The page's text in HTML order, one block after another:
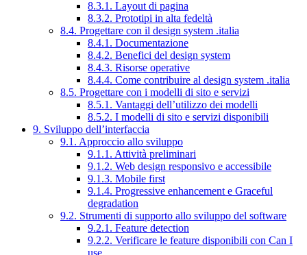
8.3.1. Layout di pagina
8.3.2. Prototipi in alta fedeltà
8.4. Progettare con il design system .italia
8.4.1. Documentazione
8.4.2. Benefici del design system
8.4.3. Risorse operative
8.4.4. Come contribuire al design system .italia
8.5. Progettare con i modelli di sito e servizi
8.5.1. Vantaggi dell’utilizzo dei modelli
8.5.2. I modelli di sito e servizi disponibili
9. Sviluppo dell’interfaccia
9.1. Approccio allo sviluppo
9.1.1. Attività preliminari
9.1.2. Web design responsivo e accessibile
9.1.3. Mobile first
9.1.4. Progressive enhancement e Graceful
degradation
9.2. Strumenti di supporto allo sviluppo del software
9.2.1. Feature detection
9.2.2. Verificare le feature disponibili con Can I
use